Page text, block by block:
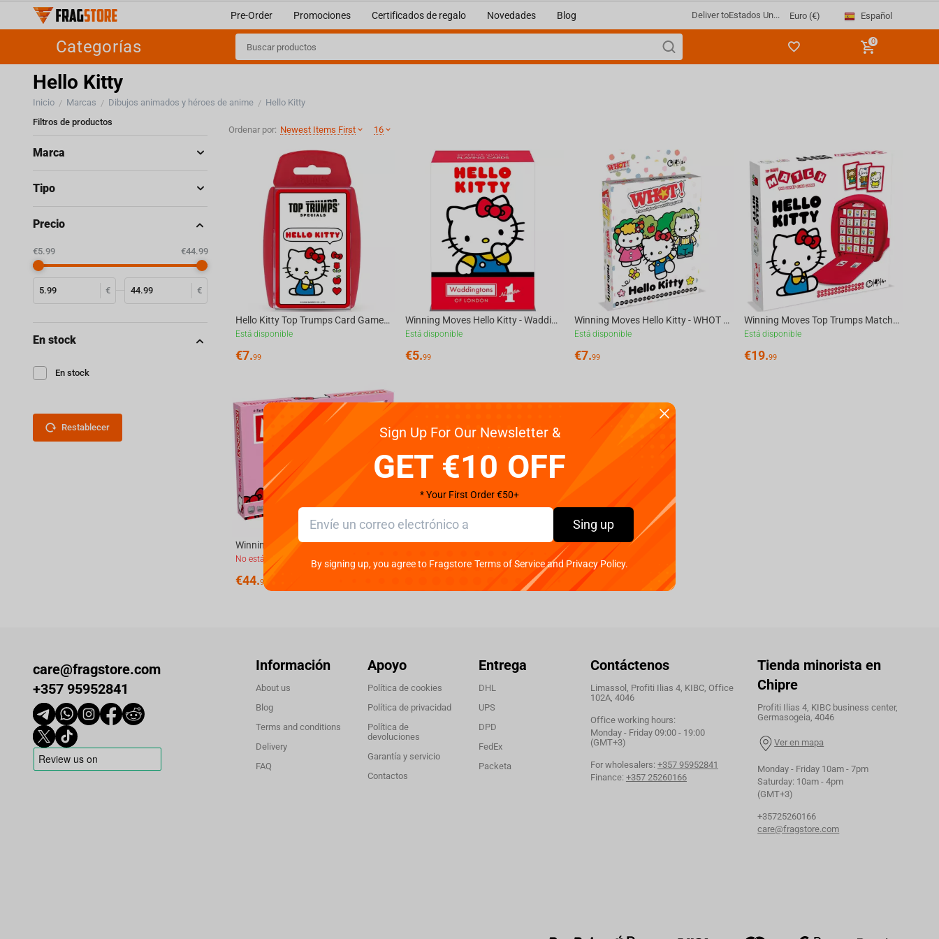
Pre-Order Promociones Certificados de regalo Novedades Blog Deliver toEstados Un... Euro (€) Español
Categorías 0
Hello Kitty
Inicio / Marcas / Dibujos animados y héroes de anime / Hello Kitty
Ordenar por: Newest Items First 16
Hello Kitty Top Trumps Card Game English
Está disponible
€7.99
Winning Moves Hello Kitty - Waddingtons Number 1 Playing Cards English
Está disponible
€5.99
Winning Moves Hello Kitty - WHOT Multillingual
Está disponible
€7.99
Winning Moves Top Trumps Match - Hello Kitty Multilingual Board Game
Está disponible
€19.99
Winning Moves Hello Kitty - Monopoly English
No está disponible
€44.99
Filtros de productos
Marca
Tipo
Precio
€ €
‎€5.99 ‎€44.99
En stock
En stock
Restablecer
care@fragstore.com
+357 95952841
Información
About us
Blog
Terms and conditions
Delivery
FAQ
Apoyo
Política de cookies
Política de privacidad
Política de
devoluciones
Garantía y servicio
Contactos
Entrega
DHL
UPS
DPD
FedEx
Packeta
Contáctenos
Limassol, Profiti Ilias 4, KIBC, Office
102A, 4046
Office working hours:
Monday - Friday 09:00 - 19:00
(GMT+3)
For wholesalers: +357 95952841
Finance: +357 25260166
Tienda minorista en
Chipre
Profiti Ilias 4, KIBC business center,
Germasogeia, 4046
Ver en mapa
Monday - Friday 10am - 7pm
Saturday: 10am - 4pm
(GMT+3)
+35725260166
care@fragstore.com
Sign Up For Our Newsletter &
GET €10 OFF
* Your First Order €50+
Sing up
By signing up, you agree to Fragstore Terms of Service and Privacy Policy.